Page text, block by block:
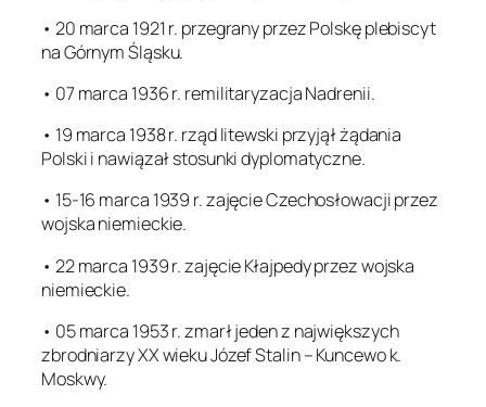
• 20 marca 1921 r. przegrany przez Polskę plebiscyt
na Górnym Śląsku.
• 07 marca 1936 r. remilitaryzacja Nadrenii.
• 19 marca 1938 r. rząd litewski przyjął żądania
Polski i nawiązał stosunki dyplomatyczne.
• 15-16 marca 1939 r. zajęcie Czechosłowacji przez
wojska niemieckie.
• 22 marca 1939 r. zajęcie Kłajpedy przez wojska
niemieckie.
• 05 marca 1953 r. zmarł jeden z największych
zbrodniarzy XX wieku Józef Stalin – Kuncewo k.
Moskwy.